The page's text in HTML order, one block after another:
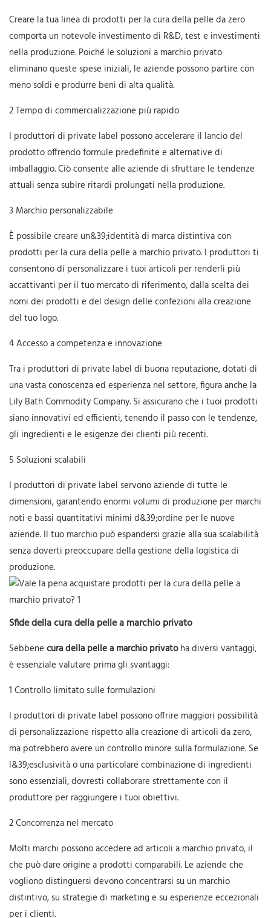
Creare la tua linea di prodotti per la cura della pelle da zero
comporta un notevole investimento di R&D, test e investimenti
nella produzione. Poiché le soluzioni a marchio privato
eliminano queste spese iniziali, le aziende possono partire con
meno soldi e produrre beni di alta qualità.
2 Tempo di commercializzazione più rapido
I produttori di private label possono accelerare il lancio del
prodotto offrendo formule predefinite e alternative di
imballaggio. Ciò consente alle aziende di sfruttare le tendenze
attuali senza subire ritardi prolungati nella produzione.
3 Marchio personalizzabile
È possibile creare un&39;identità di marca distintiva con
prodotti per la cura della pelle a marchio privato. I produttori ti
consentono di personalizzare i tuoi articoli per renderli più
accattivanti per il tuo mercato di riferimento, dalla scelta dei
nomi dei prodotti e del design delle confezioni alla creazione
del tuo logo.
4 Accesso a competenza e innovazione
Tra i produttori di private label di buona reputazione, dotati di
una vasta conoscenza ed esperienza nel settore, figura anche la
Lily Bath Commodity Company. Si assicurano che i tuoi prodotti
siano innovativi ed efficienti, tenendo il passo con le tendenze,
gli ingredienti e le esigenze dei clienti più recenti.
5 Soluzioni scalabili
I produttori di private label servono aziende di tutte le
dimensioni, garantendo enormi volumi di produzione per marchi
noti e bassi quantitativi minimi d&39;ordine per le nuove
aziende. Il tuo marchio può espandersi grazie alla sua scalabilità
senza doverti preoccupare della gestione della logistica di
produzione.
Sfide della cura della pelle a marchio privato
Sebbene cura della pelle a marchio privatoha diversi vantaggi,
è essenziale valutare prima gli svantaggi:
1 Controllo limitato sulle formulazioni
I produttori di private label possono offrire maggiori possibilità
di personalizzazione rispetto alla creazione di articoli da zero,
ma potrebbero avere un controllo minore sulla formulazione. Se
l&39;esclusività o una particolare combinazione di ingredienti
sono essenziali, dovresti collaborare strettamente con il
produttore per raggiungere i tuoi obiettivi.
2 Concorrenza nel mercato
Molti marchi possono accedere ad articoli a marchio privato, il
che può dare origine a prodotti comparabili. Le aziende che
vogliono distinguersi devono concentrarsi su un marchio
distintivo, su strategie di marketing e su esperienze eccezionali
per i clienti.